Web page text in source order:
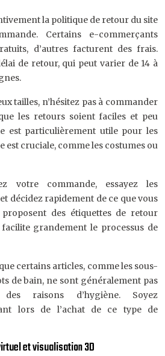
la politique de retour du site
Certains e-commerçants
d’autres facturent des frais.
de retour, qui peut varier de 14 à
tailles, n’hésitez pas à commander
les retours soient faciles et peu
est particulièrement utile pour les
est cruciale, comme les costumes ou
votre commande, essayez les
décidez rapidement de ce que vous
des étiquettes de retour
grandement le processus de
certains articles, comme les sous-
de bain, ne sont généralement pas
des raisons d’hygiène. Soyez
lors de l’achat de ce type de
et visualisation 3D